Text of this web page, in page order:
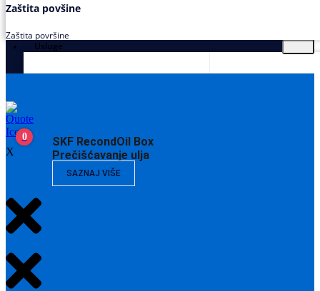
Zaštita povšine
Zaštita površine
Usluge
SKF RecondOil Box
Prečišćavanje ulja
SAZNAJ VIŠE
0
X